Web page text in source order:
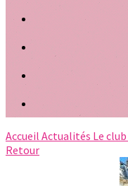
Accueil Actualités Le club
Retour